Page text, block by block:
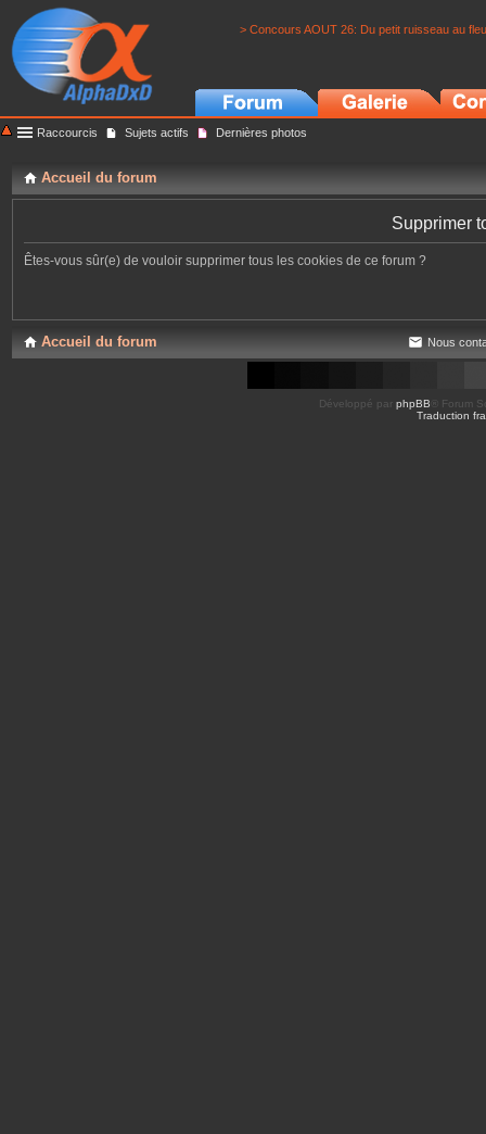
> Concours AOUT 26: Du petit ruisseau au
Raccourcis Sujets actifs Dernières photos
Accueil du forum
Supprimer
Êtes-vous sûr(e) de vouloir supprimer tous les cookies de ce forum ?
Accueil du forum Nous
Développé par phpBB ® Forum
Traduction